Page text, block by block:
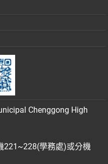
Chenggong High
221~228(學務處)或分機